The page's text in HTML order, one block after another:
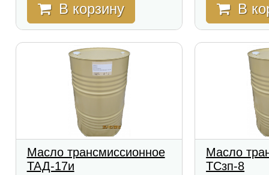
В корзину В
Масло трансмиссионное
ТАД-17и
Масло
ТСзп-8